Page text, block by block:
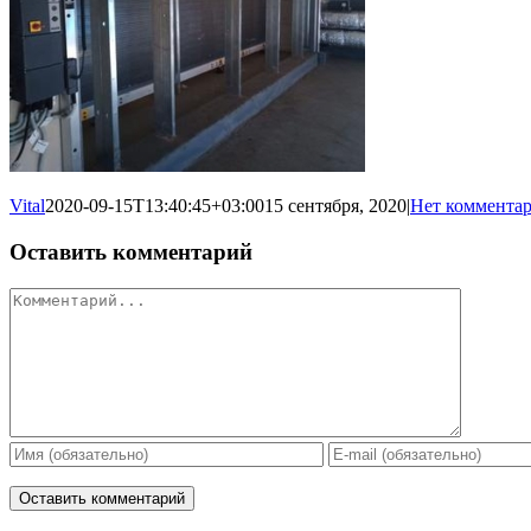
Vital2020-09-15T13:40:45+03:0015 сентября, 2020|Нет
Оставить комментарий
Комментарий